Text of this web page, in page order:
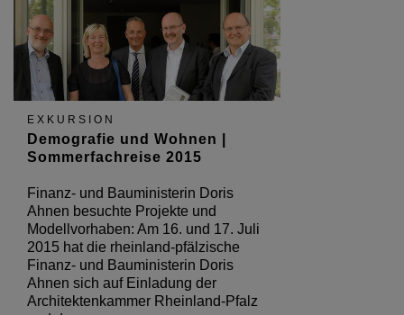
EXKURSION
Demografie und Wohnen |
Sommerfachreise 2015
Finanz- und Bauministerin Doris
Ahnen besuchte Projekte und
Modellvorhaben: Am 16. und 17. Juli
2015 hat die rheinland-pfälzische
Finanz- und Bauministerin Doris
Ahnen sich auf Einladung der
Architektenkammer Rheinland-Pfalz